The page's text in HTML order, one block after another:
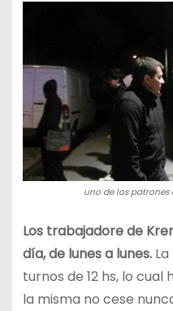
uno de los
Los trabajadore de
día, de lunes a lunes.
turnos de 12 hs, lo
la misma no cese